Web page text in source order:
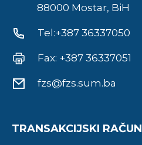
88000 Mostar, BiH
Tel:+387 36337050
Fax: +387 36337051
fzs@fzs.sum.ba
TRANSAKCIJSKI RAČUN